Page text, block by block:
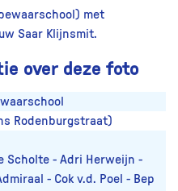
met
Saar Klijnsmit.
over deze foto
Rodenburgstraat)
Scholte - Adri Herweijn -
- Cok v.d. Poel - Bep